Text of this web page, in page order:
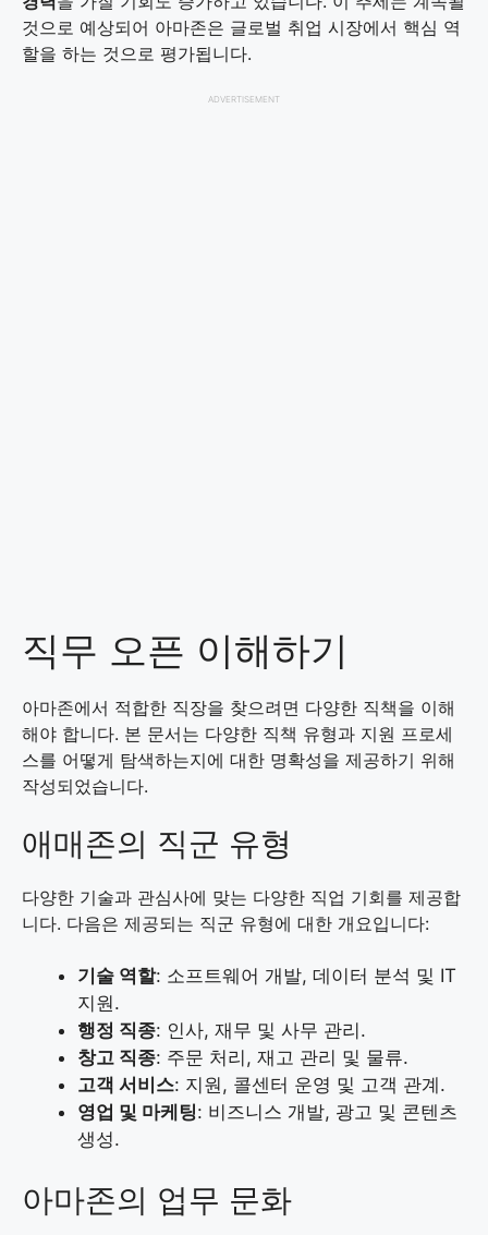
것으로 예상되어 아마존은 글로벌 취업 시장에서 핵심 역
할을 하는 것으로 평가됩니다.
ADVERTISEMENT
직무 오픈 이해하기
아마존에서 적합한 직장을 찾으려면 다양한 직책을 이해
해야 합니다. 본 문서는 다양한 직책 유형과 지원 프로세
스를 어떻게 탐색하는지에 대한 명확성을 제공하기 위해
작성되었습니다.
애매존의 직군 유형
다양한 기술과 관심사에 맞는 다양한 직업 기회를 제공합
니다. 다음은 제공되는 직군 유형에 대한 개요입니다:
기술 역할: 소프트웨어 개발, 데이터 분석 및 IT
지원.
행정 직종: 인사, 재무 및 사무 관리.
창고 직종: 주문 처리, 재고 관리 및 물류.
고객 서비스: 지원, 콜센터 운영 및 고객 관계.
영업 및 마케팅: 비즈니스 개발, 광고 및 콘텐츠
생성.
아마존의 업무 문화